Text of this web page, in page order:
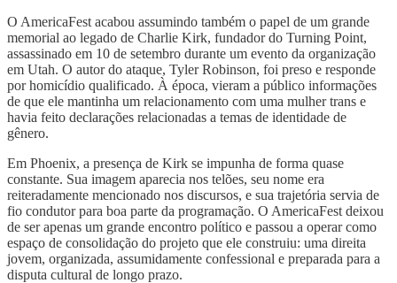
O AmericaFest acabou assumindo também o papel de um grande
memorial ao legado de Charlie Kirk, fundador do Turning Point,
assassinado em 10 de setembro durante um evento da organização
em Utah. O autor do ataque, Tyler Robinson, foi preso e responde
por homicídio qualificado. À época, vieram a público informações
de que ele mantinha um relacionamento com uma mulher trans e
havia feito declarações relacionadas a temas de identidade de
gênero.
Em Phoenix, a presença de Kirk se impunha de forma quase
constante. Sua imagem aparecia nos telões, seu nome era
reiteradamente mencionado nos discursos, e sua trajetória servia de
fio condutor para boa parte da programação. O AmericaFest deixou
de ser apenas um grande encontro político e passou a operar como
espaço de consolidação do projeto que ele construiu: uma direita
jovem, organizada, assumidamente confessional e preparada para a
disputa cultural de longo prazo.